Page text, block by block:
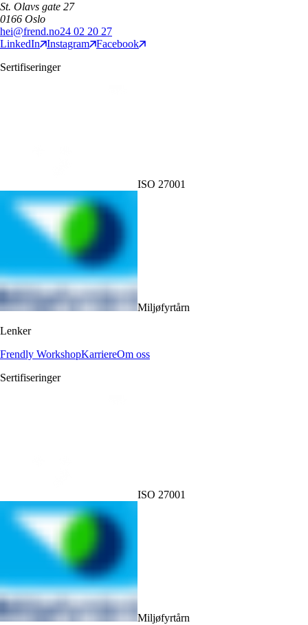
St. Olavs gate 27
0166 Oslo
hei@frend.no24 02 20 27
LinkedIn Instagram Facebook
Sertifiseringer
ISO 27001
Miljøfyrtårn
Lenker
Frendly WorkshopKarriereOm oss
Sertifiseringer
ISO 27001
Miljøfyrtårn